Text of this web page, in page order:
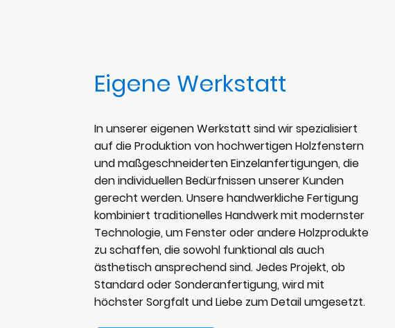
Eigene Werkstatt
In unserer eigenen Werkstatt sind wir spezialisiert
auf die Produktion von hochwertigen Holzfenstern
und maßgeschneiderten Einzelanfertigungen, die
den individuellen Bedürfnissen unserer Kunden
gerecht werden. Unsere handwerkliche Fertigung
kombiniert traditionelles Handwerk mit modernster
Technologie, um Fenster oder andere Holzprodukte
zu schaffen, die sowohl funktional als auch
ästhetisch ansprechend sind. Jedes Projekt, ob
Standard oder Sonderanfertigung, wird mit
höchster Sorgfalt und Liebe zum Detail umgesetzt.